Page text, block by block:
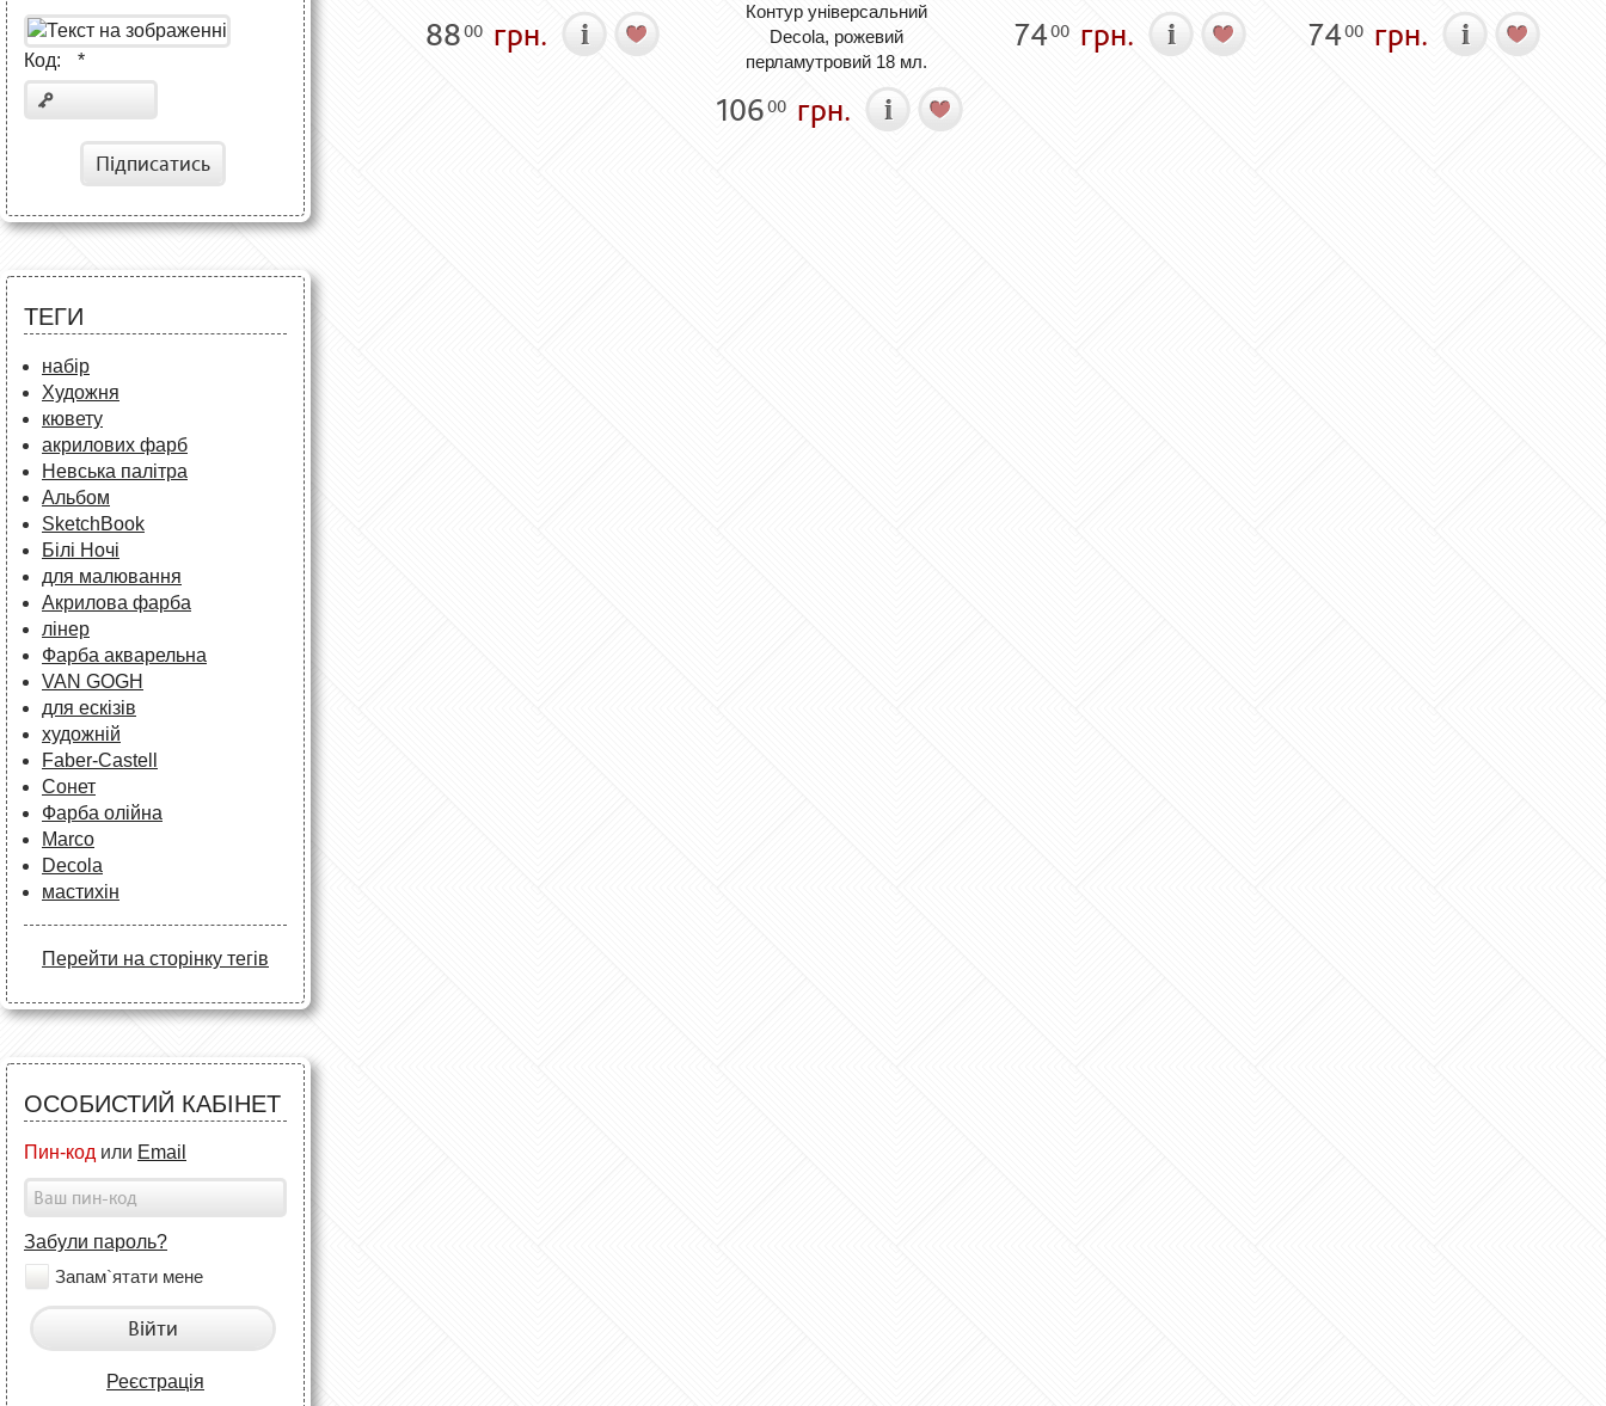
Код: *
Підписатись
ТЕГИ
набір
Художня
кювету
акрилових фарб
Невська палітра
Альбом
SketchBook
Білі Ночі
для малювання
Акрилова фарба
лінер
Фарба акварельна
VAN GOGH
для ескізів
художній
Faber-Castell
Сонет
Фарба олійна
Marco
Decola
мастихін
Перейти на сторінку тегів
ОСОБИСТИЙ КАБІНЕТ
Пин-код или Email
Забули пароль?
Запам`ятати мене
Війти
Реєстрація
8800 грн.
Контур універсальний
Decola, рожевий
перламутровий 18 мл.
10600 грн.
7400 грн. 7400 грн.